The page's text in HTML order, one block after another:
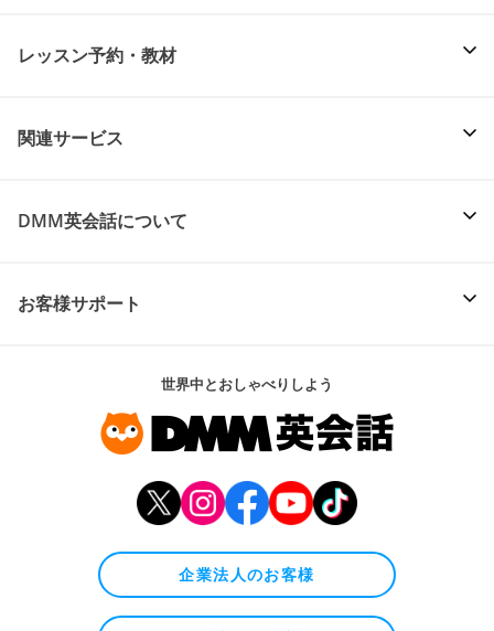
レッスン予約・教材
関連サービス
DMM英会話について
お客様サポート
世界中とおしゃべりしよう
企業法人のお客様